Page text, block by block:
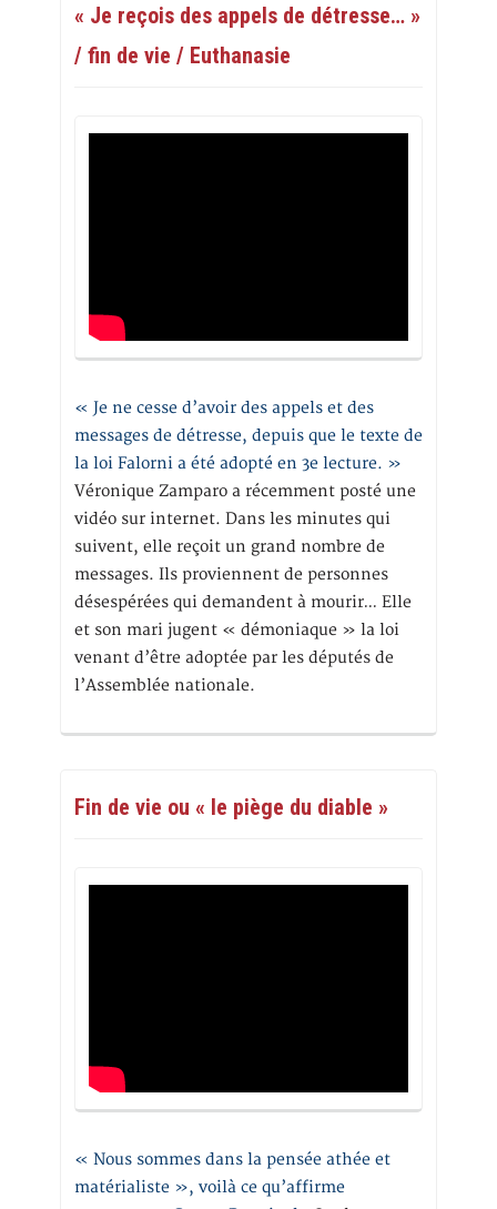
« Je reçois des appels de détresse… »
/ fin de vie / Euthanasie
« Je ne cesse d’avoir des appels et des
messages de détresse, depuis que le texte de
la loi Falorni a été adopté en 3e lecture. »
Véronique Zamparo a récemment posté une
vidéo sur internet. Dans les minutes qui
suivent, elle reçoit un grand nombre de
messages. Ils proviennent de personnes
désespérées qui demandent à mourir… Elle
et son mari jugent « démoniaque » la loi
venant d’être adoptée par les députés de
l’Assemblée nationale.
Fin de vie ou « le piège du diable »
« Nous sommes dans la pensée athée et
matérialiste », voilà ce qu’affirme